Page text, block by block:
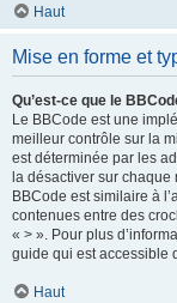
Haut
Mise en forme et
Qu’est-ce que le
Le BBCode est une
meilleur contrôle sur la
est déterminée par les
la désactiver sur
BBCode est similaire à
contenues entre des
« > ». Pour plus
guide qui est accessible
Haut